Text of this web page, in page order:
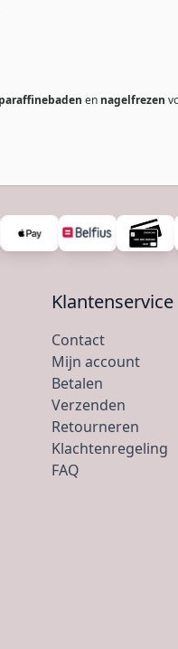
paraffinebaden en nagelfrezen
Klantenservice
Contact
Mijn account
Betalen
Verzenden
Retourneren
Klachtenregeling
FAQ